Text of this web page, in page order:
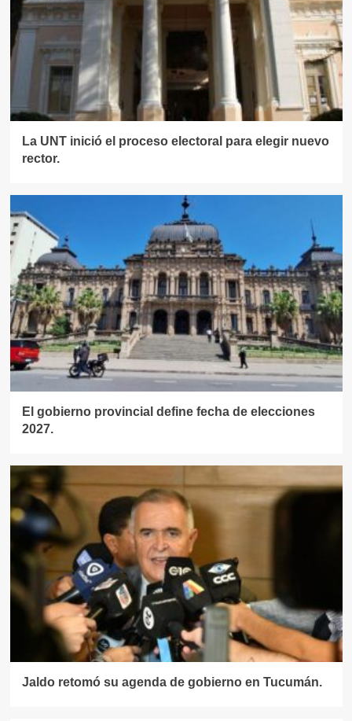
La UNT inició el proceso electoral para elegir nuevo
rector.
El gobierno provincial define fecha de elecciones
2027.
Jaldo retomó su agenda de gobierno en Tucumán.